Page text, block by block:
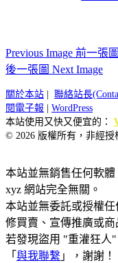
Previous Image 前一張圖
後一張圖 Next Image
關於本站 聯絡站長
閱電子報
WordPress
本站使用又快又便宜的：
© 2026 版權所有，非經授
本站並無銷售任何軟
xyz 網站完全無關。
本站並無委託或授權
修買賣、宣傳推廣或商
若發現盜用 "重灌狂人
「 與我聯繫 」，謝謝！